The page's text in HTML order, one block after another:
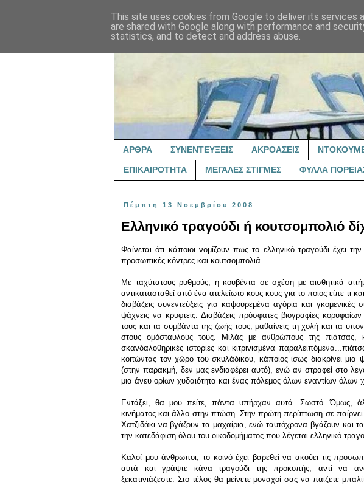
ΑΡΘΡΑ ΣΥΝΕΝΤΕΥΞΕΙΣ ΑΚΡΟΑΣΕΙΣ
ΕΠΙΚΑΙΡΟΤΗΤΑ ΜΕΓΑΛΕΣ ΣΤΙΓΜΕΣ ΦΥΛΛΑ
Πέμπτη 13 Νοεμβρίου 2008
Ελληνικό τραγούδι ή κουτσομπολιό
Φαίνεται ότι κάποιοι νομίζουν πως το ελληνικό τραγούδι έχει
προσωπικές κόντρες και κουτσομπολιά.
Με ταχύτατους ρυθμούς, η κουβέντα σε σχέση με αισθητικά
αντικατασταθεί από ένα ατελείωτο κους-κους για το ποιος είπε τι
διαβάζεις συνεντεύξεις για καψουρεμένα αγόρια και γκομενικές
ψάχνεις να κρυφτείς. Διαβάζεις πρόσφατες βιογραφίες
τους και τα συμβάντα της ζωής τους, μαθαίνεις τη χολή και τα
στους ομόσταυλούς τους. Μιλάς με ανθρώπους της πιάτσας,
σκανδαλοθηρικές ιστορίες και κιτρινισμένα
κοιτώντας τον χώρο του σκυλάδικου, κάποιος ίσως διακρίνει μια
(στην παρακμή, δεν μας ενδιαφέρει αυτό), ενώ αν στραφεί στο
μια άνευ ορίων χυδαιότητα και ένας πόλεμος όλων εναντίων όλων
Εντάξει, θα μου πείτε, πάντα υπήρχαν αυτά. Σωστό. Όμως,
κινήματος και άλλο στην πτώση. Στην πρώτη περίπτωση σε
Χατζιδάκι να βγάζουν τα μαχαίρια, ενώ ταυτόχρονα βγάζουν και
την κατεδάφιση όλου του οικοδομήματος που λέγεται ελληνικό
Καλοί μου άνθρωποι, το κοινό έχει βαρεθεί να ακούει τις
αυτά και γράψτε κάνα τραγούδι της προκοπής, αντί να
ξεκατινιάζεστε. Στο τέλος θα μείνετε μοναχοί σας να παίζετε
This site uses cookies from Google to deliver its services
are shared with Google along with performance and
statistics, and to detect and address abuse.